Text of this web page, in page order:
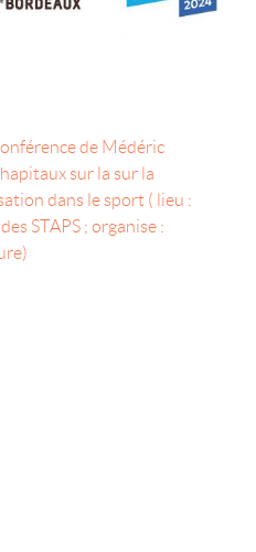
de Médéric
sur la sur la
dans le sport ( lieu :
STAPS ; organise :